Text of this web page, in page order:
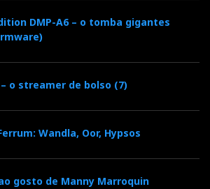
DMP-A6 – o tomba gigantes
o streamer de bolso (7)
Wandla, Oor, Hypsos
gosto de Manny Marroquin